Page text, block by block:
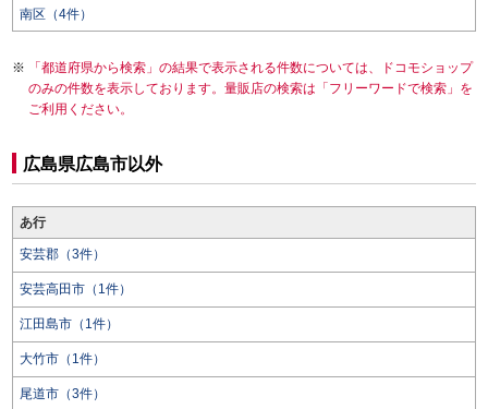
南区（4件）
「都道府県から検索」の結果で表示される件数については、ドコモショップ
のみの件数を表示しております。量販店の検索は「フリーワードで検索」を
ご利用ください。
広島県広島市以外
あ行
安芸郡（3件）
安芸高田市（1件）
江田島市（1件）
大竹市（1件）
尾道市（3件）